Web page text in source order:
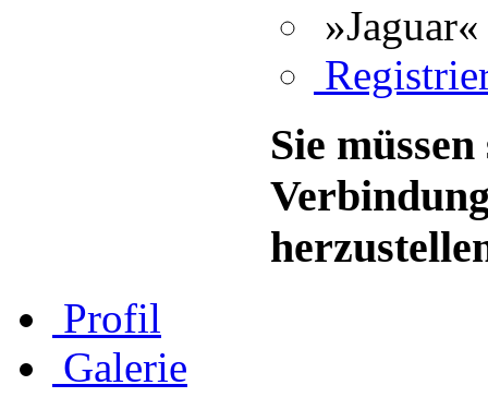
Sie
Profil
Galerie